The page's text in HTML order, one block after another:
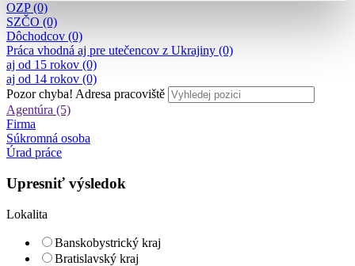
OZP (0)
SZČO (0)
Dôchodcov (0)
Práca vhodná aj pre utečencov z Ukrajiny (0)
aj od 15 rokov (0)
aj od 14 rokov (0)
Pozor chyba! Adresa pracoviště
Agentúra (5)
Firma
Súkromná osoba
Úrad práce
Upresniť výsledok
Lokalita
Banskobystrický kraj
Bratislavský kraj